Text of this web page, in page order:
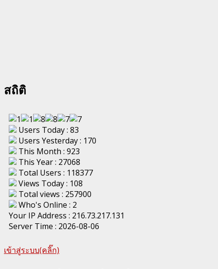
สถิติ
Users Today : 83
Users Yesterday : 170
This Month : 923
This Year : 27068
Total Users : 118377
Views Today : 108
Total views : 257900
Who's Online : 2
Your IP Address : 216.73.217.131
Server Time : 2026-08-06
เข้าสู่ระบบ(คลิ๊ก)